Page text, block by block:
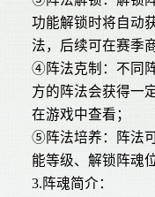
功能解锁时将自动
法，后续可在赛季
④阵法克制：不同
方的阵法会获得一
在游戏中查看；
⑤阵法培养：阵法
能等级、解锁阵魂位
3.阵魂简介：